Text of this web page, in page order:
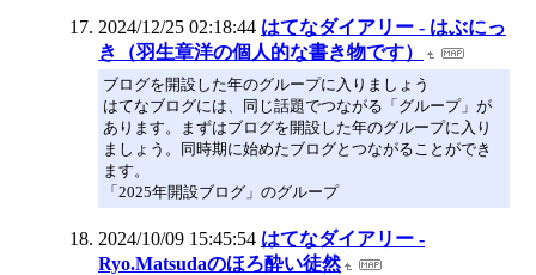
2024/12/25 02:18:44 はてなダイアリー - はぶにっ
き（羽生章洋の個人的な書き物です）
ブログを開設した年のグループに入りましょう
はてなブログには、同じ話題でつながる「グループ」が
あります。まずはブログを開設した年のグループに入り
ましょう。同時期に始めたブログとつながることができ
ます。
「2025年開設ブログ」のグループ
2024/10/09 15:45:54 はてなダイアリー -
Ryo.Matsudaのほろ酔い徒然